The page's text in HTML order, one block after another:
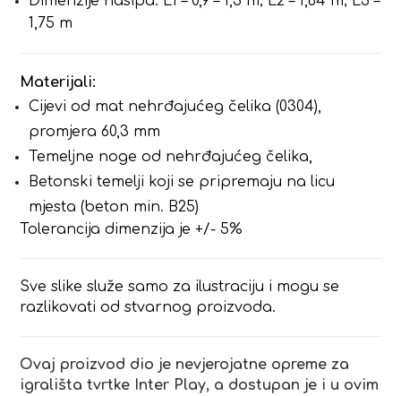
1,75 m
Materijali:
Cijevi od mat nehrđajućeg čelika (0304),
promjera 60,3 mm
Temeljne noge od nehrđajućeg čelika,
Betonski temelji koji se pripremaju na licu
mjesta (beton min. B25)
Tolerancija dimenzija je +/- 5%
Sve slike služe samo za ilustraciju i mogu se
razlikovati od stvarnog proizvoda.
Ovaj proizvod dio je nevjerojatne opreme za
igrališta tvrtke Inter Play, a dostupan je i u ovim